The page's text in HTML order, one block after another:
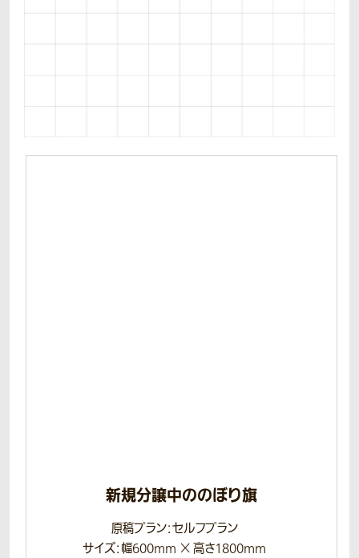
新規分譲中ののぼり旗
原稿プラン：セルフプラン
サイズ：幅600mm × 高さ1800mm